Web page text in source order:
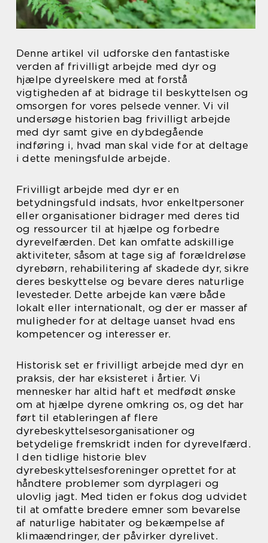
Denne artikel vil udforske den fantastiske
verden af frivilligt arbejde med dyr og
hjælpe dyreelskere med at forstå
vigtigheden af at bidrage til beskyttelsen og
omsorgen for vores pelsede venner. Vi vil
undersøge historien bag frivilligt arbejde
med dyr samt give en dybdegående
indføring i, hvad man skal vide for at deltage
i dette meningsfulde arbejde.
Frivilligt arbejde med dyr er en
betydningsfuld indsats, hvor enkeltpersoner
eller organisationer bidrager med deres tid
og ressourcer til at hjælpe og forbedre
dyrevelfærden. Det kan omfatte adskillige
aktiviteter, såsom at tage sig af forældreløse
dyrebørn, rehabilitering af skadede dyr, sikre
deres beskyttelse og bevare deres naturlige
levesteder. Dette arbejde kan være både
lokalt eller internationalt, og der er masser af
muligheder for at deltage uanset hvad ens
kompetencer og interesser er.
Historisk set er frivilligt arbejde med dyr en
praksis, der har eksisteret i årtier. Vi
mennesker har altid haft et medfødt ønske
om at hjælpe dyrene omkring os, og det har
ført til etableringen af flere
dyrebeskyttelsesorganisationer og
betydelige fremskridt inden for dyrevelfærd.
I den tidlige historie blev
dyrebeskyttelsesforeninger oprettet for at
håndtere problemer som dyrplageri og
ulovlig jagt. Med tiden er fokus dog udvidet
til at omfatte bredere emner som bevarelse
af naturlige habitater og bekæmpelse af
klimaændringer, der påvirker dyrelivet.